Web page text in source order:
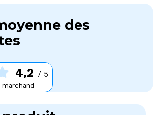
des
4,2 / 5